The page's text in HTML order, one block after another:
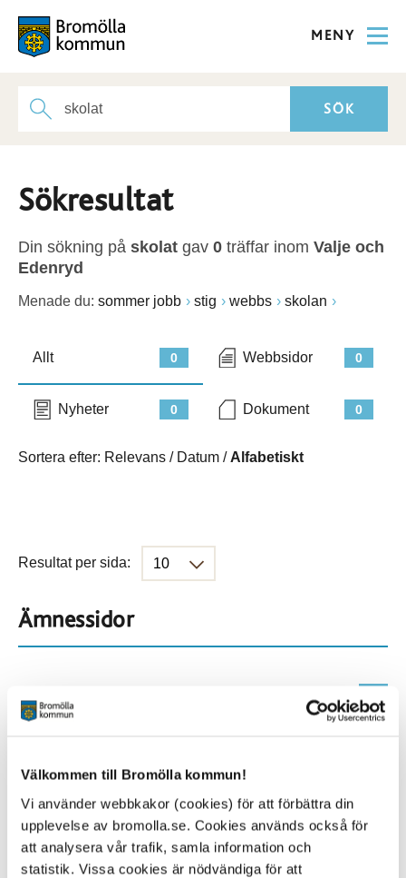
Välkommen till Bromölla kommun!
Vi använder webbkakor (cookies) för att förbättra din
upplevelse av bromolla.se. Cookies används också för
att analysera vår trafik, samla information och
statistik. Vissa cookies är nödvändiga för att
MENY
Sökresultat
Din sökning på skolat gav 0 träffar inom Valje och
Edenryd
Menade du: sommer jobb stig webbs skolan
0
Allt 0
Webbsidor
0
Nyheter 0
Dokument
Sortera efter: Relevans / Datum / Alfabetiskt
Resultat per sida:
Ämnessidor
431
Alla platser